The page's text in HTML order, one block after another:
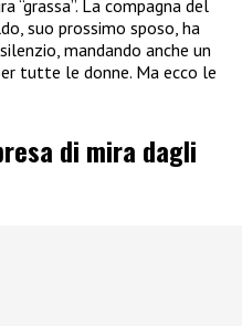
“grassa”. La compagna del
suo prossimo sposo, ha
mandando anche un
tutte le donne. Ma ecco le
di mira dagli